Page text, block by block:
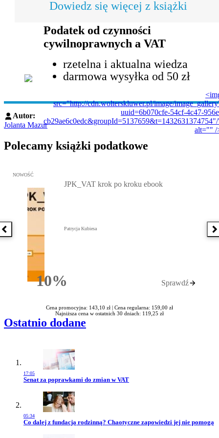
Dowiedz się więcej z książki
Podatek od czynności
cywilnoprawnych a VAT
rzetelna i aktualna wiedza
darmowa wysyłka od 50 zł
src="http://cdn.wolterskluwer.pl/image/
uuid=6b070cfe-54cf-4c47-
alt="" /
Autor:
Jolanta Mazur
Polecamy książki podatkowe
Poprzednia książka
Przejdź do: JPK_VAT krok po kroku ebook, Patrycja Kubiesa -
NOWOŚĆ
10%Rabatu
JPK_VAT krok po kroku ebook
Patrycja Kubiesa
Sprawdź
Cena promocyjna: 143,10 zł | Cena regularna: 159,00 zł
Najniższa cena w ostatnich 30 dniach: 119,25 zł
Ostatnio dodane
17:05
Przejdź do artykułu:
Senat za poprawkami do zmian w VAT
05:34
Przejdź do artykułu:
Co dalej z fundacją rodzinną? Chaotyczne zapowiedzi jej nie pomogą